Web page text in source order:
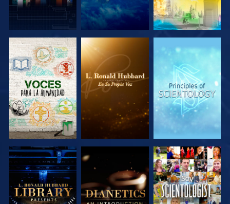
EXPLORA LAS
SERIES
EXPLORA LAS
SERIES
EXPLORA LAS
SERIES
EXPLORA LAS
SERIES
EXPLORA LAS
SERIES
VE